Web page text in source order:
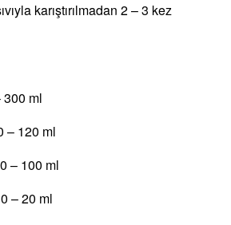
karıştırılmadan 2 – 3 kez
300 ml
– 120 ml
– 100 ml
– 20 ml